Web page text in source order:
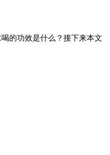
的功效是什么？接下来本文